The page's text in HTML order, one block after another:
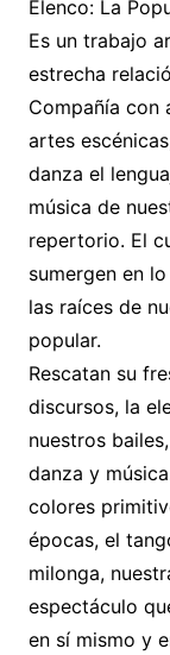
Elenco: La
Es un trabajo
estrecha
Compañía con
artes
danza el
música de
repertorio. El
sumergen en
las raíces de
popular.
Rescatan su
discursos, la
nuestros
danza y
colores
épocas, el
milonga,
espectáculo
en sí mismo y